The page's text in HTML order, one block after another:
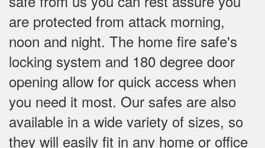
are protected from attack morning,
noon and night. The home fire safe's
locking system and 180 degree door
opening allow for quick access when
you need it most. Our safes are also
available in a wide variety of sizes, so
they will easily fit in any home or office